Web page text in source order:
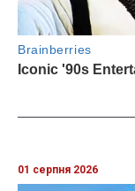
01 серпня 2026